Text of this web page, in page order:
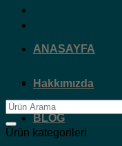
ANASAYFA
Hakkımızda
BLOG
Ara:
Ürün kategorileri